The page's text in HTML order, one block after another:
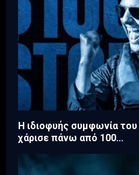
Η ιδιοφυής συμφωνία
χάρισε πάνω από 100...